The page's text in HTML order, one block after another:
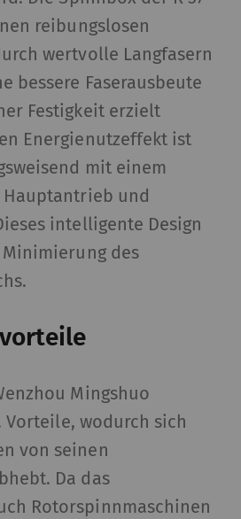
reibungslosen
wertvolle Langfasern
bessere Faserausbeute
Festigkeit erzielt
Energienutzeffekt ist
mit einem
und
intelligente Design
des
Mingshuo
Vorteile, wodurch sich
von seinen
Da das
Rotorspinnmaschinen